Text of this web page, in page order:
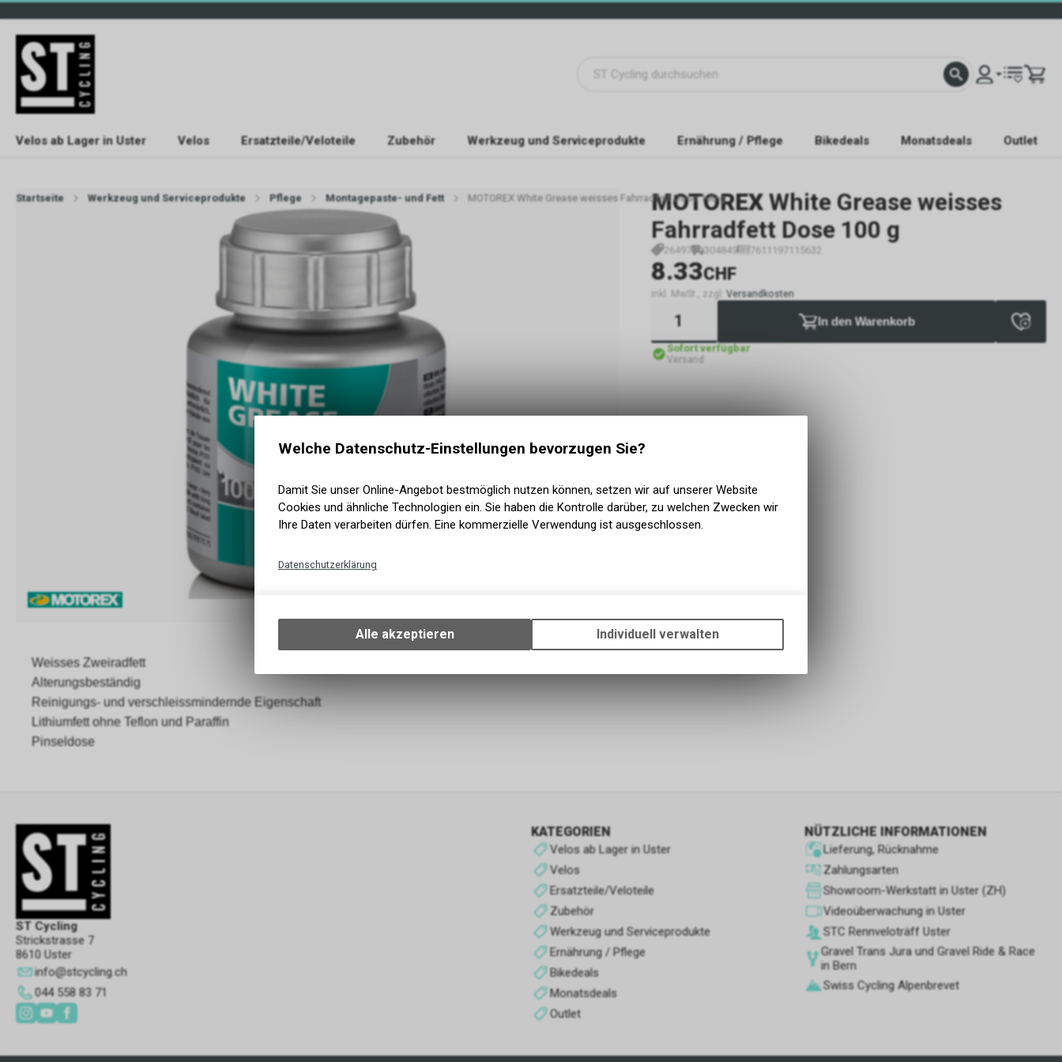
Velos ab Lager in Uster Velos Ersatzteile/Veloteile Zubehör Werkzeug und Serviceprodukte Ernährung / Pflege Bikedeals Monatsdeals Outlet
Startseite Werkzeug und Serviceprodukte Pflege Montagepaste- und Fett MOTOREX White Grease weisses Fahrradfett Dose 100 g
MOTOREX White Grease weisses
Fahrradfett Dose 100 g
26497 304849 7611197115632
8.33CHF
inkl. MwSt., zzgl. Versandkosten
In den Warenkorb
Sofort verfügbar
Versand
Weisses Zweiradfett
Alterungsbeständig
Reinigungs- und verschleissmindernde Eigenschaft
Lithiumfett ohne Teflon und Paraffin
Pinseldose
ST Cycling
Strickstrasse 7
8610 Uster
info@stcycling.ch
044 558 83 71
KATEGORIEN
Velos ab Lager in Uster
Velos
Ersatzteile/Veloteile
Zubehör
Werkzeug und Serviceprodukte
Ernährung / Pflege
Bikedeals
Monatsdeals
Outlet
NÜTZLICHE INFORMATIONEN
Lieferung, Rücknahme
Zahlungsarten
Showroom-Werkstatt in Uster (ZH)
Videoüberwachung in Uster
STC Rennve­loträff Uster
Gravel Trans Jura und Gravel Ride & Race
in Bern
Swiss Cycling Alpenbrevet
Welche Datenschutz-Einstellungen bevorzugen Sie?
Damit Sie unser Online-Angebot bestmöglich nutzen können, setzen wir auf unserer Website
Cookies und ähnliche Technologien ein. Sie haben die Kontrolle darüber, zu welchen Zwecken wir
Ihre Daten verarbeiten dürfen. Eine kommerzielle Verwendung ist ausgeschlossen.
Datenschutzerklärung
Ihrem Gerät, um die grundlegenden Funktionen unseres Online-Angebots, wie die
Verwendung des Warenkorbs, zu ermöglichen. Bitte beachten Sie, dass die
zulassen.
Sie sind diejenigen, die Informationen über die Anzeigen sammeln, die den
Benutzern der Website angezeigt werden. Sie können anonym sein, wenn sie nur
Informationen über die angezeigten Werbeflächen sammeln, ohne den Benutzer
zu identifizieren, oder personalisiert, wenn sie personenbezogene Daten des
Benutzers des Shops durch einen Dritten sammeln, um diese Werbeflächen zu
Sie sammeln Informationen über das Surferlebnis des Benutzers im Geschäft,
Alle akzeptieren Individuell verwalten